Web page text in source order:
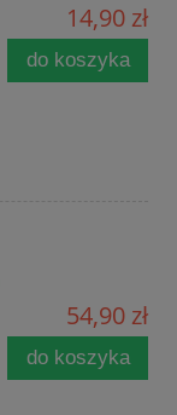
14,90 zł
do koszyka
54,90 zł
do koszyka